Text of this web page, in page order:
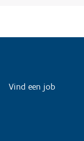
Vind een job